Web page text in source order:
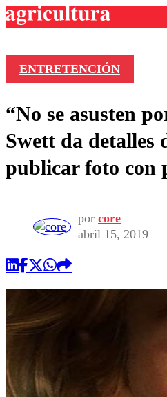
Frecuencias
Agricultura TV
Deportes
Colo Colo
Seleccion
Universidad
Entretención
Economía
Sustentabilidad
Publicaciones
Opinión
ENTRETENCIÓN
“No se asusten
Swett da detalles
publicar foto con
por core
abril 15, 2019